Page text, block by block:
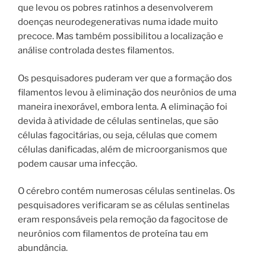
que levou os pobres ratinhos a desenvolverem
doenças neurodegenerativas numa idade muito
precoce. Mas também possibilitou a localização e
análise controlada destes filamentos.
Os pesquisadores puderam ver que a formação dos
filamentos levou à eliminação dos neurônios de uma
maneira inexorável, embora lenta. A eliminação foi
devida à atividade de células sentinelas, que são
células fagocitárias, ou seja, células que comem
células danificadas, além de microorganismos que
podem causar uma infecção.
O cérebro contém numerosas células sentinelas. Os
pesquisadores verificaram se as células sentinelas
eram responsáveis ​​pela remoção da fagocitose de
neurônios com filamentos de proteína tau em
abundância.